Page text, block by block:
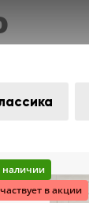
наличии
в акции